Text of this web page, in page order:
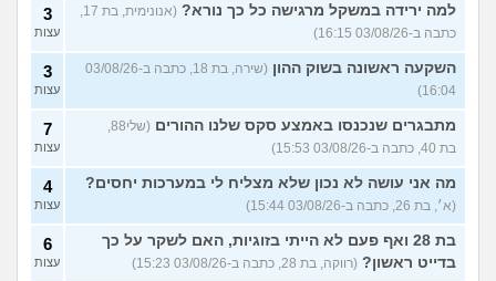
למה ירידה במשקל מרגישה כל כך נורא?
(אנונימית, בת 17,
כתבה ב-03/08/26 16:15)
3
עצות
השקעה ראשונה בשוק ההון
(שירה, בת 18, כתבה ב-03/08/26
16:04)
3
עצות
מתבגרים שנכנסו באמצע סקס שלנו ההורים
(שלי88,
בת 40, כתבה ב-03/08/26 15:53)
7
עצות
מה אני עושה לא נכון שלא מצליח לי במערכות יחסים?
(א׳, בת 26, כתבה ב-03/08/26 15:44)
4
עצות
בת 28 ואף פעם לא הייתי בזוגיות, האם לשקר על כך
בדייט ראשון? (רווקה, בת 28, כתבה ב-03/08/26 15:23)
6
עצות